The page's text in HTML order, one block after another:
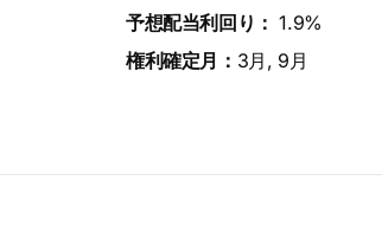
予想配当利回り： 1.9%
権利確定月： 3月, 9月